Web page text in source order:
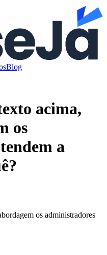
Blog
acima,
os
a
os administradores